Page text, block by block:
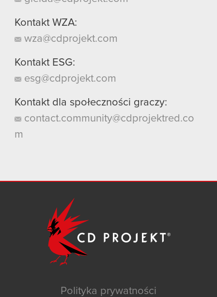
Kontakt WZA:
wza@cdprojekt.com
Kontakt ESG:
esg@cdprojekt.com
Kontakt dla społeczności graczy:
contact.community@cdprojektred.co
m
Polityka prywatności